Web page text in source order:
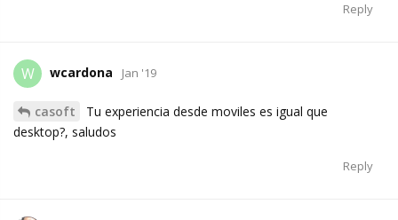
Reply
W wcardona Jan '19
casoft
Tu experiencia desde moviles es igual que
desktop?, saludos
Reply